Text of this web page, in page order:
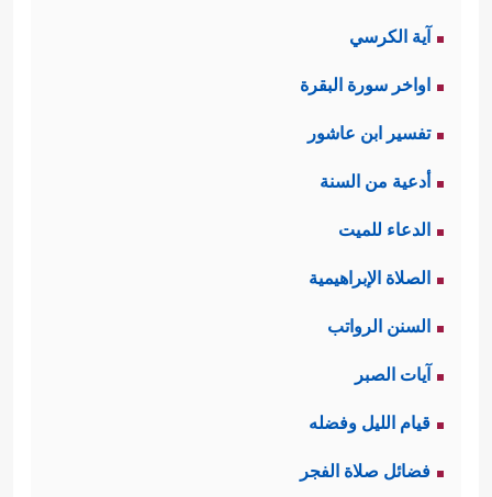
آية الكرسي
اواخر سورة البقرة
تفسير ابن عاشور
أدعية من السنة
الدعاء للميت
الصلاة الإبراهيمية
السنن الرواتب
آيات الصبر
قيام الليل وفضله
فضائل صلاة الفجر